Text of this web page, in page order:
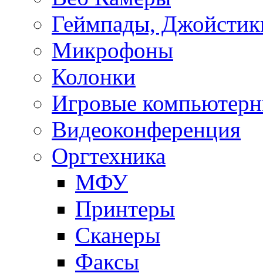
Геймпады,
Микрофоны
Колонки
Игровые
Видеоконференция
Оргтехника
МФУ
Принтеры
Сканеры
Факсы